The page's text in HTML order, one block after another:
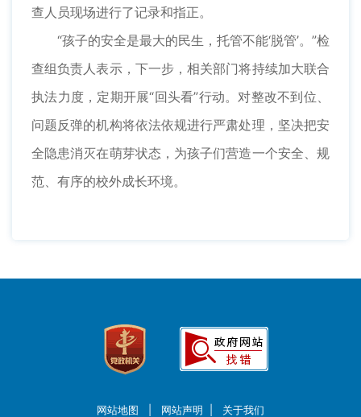
查人员现场进行了记录和指正。
“孩子的安全是最大的民生，托管不能‘脱管’。”检
查组负责人表示，下一步，相关部门将持续加大联合
执法力度，定期开展“回头看”行动。对整改不到位、
问题反弹的机构将依法依规进行严肃处理，坚决把安
全隐患消灭在萌芽状态，为孩子们营造一个安全、规
范、有序的校外成长环境。
网站地图 网站声明 关于我们